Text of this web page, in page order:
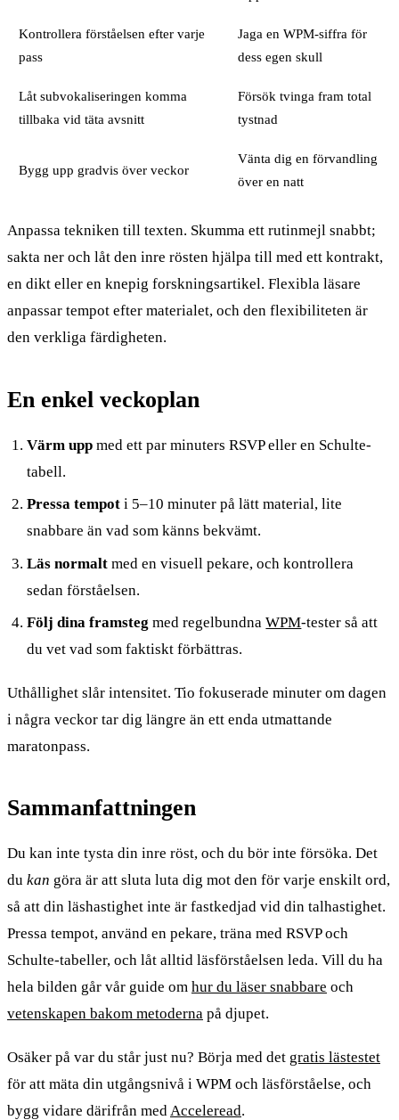
Kontrollera förståelsen efter varje
pass
Jaga en WPM-siffra för
dess egen skull
Låt subvokaliseringen komma
tillbaka vid täta avsnitt
Försök tvinga fram total
tystnad
Bygg upp gradvis över veckor
Vänta dig en förvandling
över en natt
Anpassa tekniken till texten. Skumma ett rutinmejl snabbt;
sakta ner och låt den inre rösten hjälpa till med ett kontrakt,
en dikt eller en knepig forskningsartikel. Flexibla läsare
anpassar tempot efter materialet, och den flexibiliteten är
den verkliga färdigheten.
En enkel veckoplan
Värm upp med ett par minuters RSVP eller en Schulte-
tabell.
Pressa tempot i 5–10 minuter på lätt material, lite
snabbare än vad som känns bekvämt.
Läs normalt med en visuell pekare, och kontrollera
sedan förståelsen.
Följ dina framsteg med regelbundnaWPM-tester så att
du vet vad som faktiskt förbättras.
Uthållighet slår intensitet. Tio fokuserade minuter om dagen
i några veckor tar dig längre än ett enda utmattande
maratonpass.
Sammanfattningen
Du kan inte tysta din inre röst, och du bör inte försöka. Det
du kan göra är att sluta luta dig mot den för varje enskilt ord,
så att din läshastighet inte är fastkedjad vid din talhastighet.
Pressa tempot, använd en pekare, träna med RSVP och
Schulte-tabeller, och låt alltid läsförståelsen leda. Vill du ha
hela bilden går vår guide om hur du läser snabbare och
vetenskapen bakom metoderna på djupet.
Osäker på var du står just nu? Börja med det gratis lästestet
för att mäta din utgångsnivå i WPM och läsförståelse, och
bygg vidare därifrån med Acceleread.